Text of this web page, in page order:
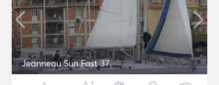
Jeanneau Sun Fast 37